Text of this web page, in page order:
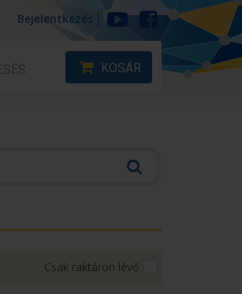
Bejelentkezés
KOSÁR
Csak raktáron lévő